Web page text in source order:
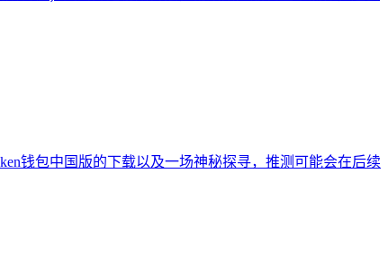
钱包中国版的下载以及一场神秘探寻，推测可能会在后续